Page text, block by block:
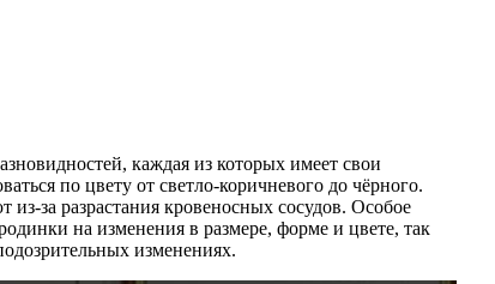
каждая из которых имеет свои
по цвету от светло-коричневого до чёрного.
за разрастания кровеносных сосудов. Особое
на изменения в размере, форме и цвете, так
изменениях.